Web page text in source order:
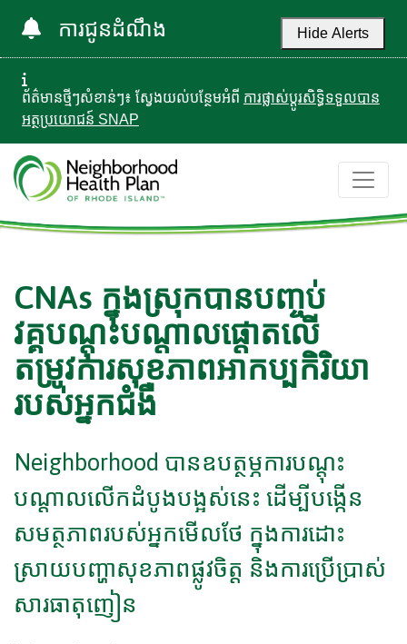
ការជូនដំណឹង Hide Alerts
ព័ត៌មានថ្មីៗសំខាន់ៗ៖ ស្វែងយល់បន្ថែមអំពី ការផ្លាស់ប្តូរសិទ្ធិទទួលបាន
អត្ថប្រយោជន៍ SNAP
CNAs ក្នុងស្រុកបានបញ្ចប់
វគ្គបណ្តុះបណ្តាលផ្តោតលើ
តម្រូវការសុខភាពអាកប្បកិរិយា
របស់អ្នកជំងឺ
Neighborhood បានឧបត្ថម្ភការបណ្តុះ
បណ្តាលលើកដំបូងបង្អស់នេះ ដើម្បីបង្កើន
សមត្ថភាពរបស់អ្នកមើលថែ ក្នុងការដោះ
ស្រាយបញ្ហាសុខភាពផ្លូវចិត្ត និងការប្រើប្រាស់
សារធាតុញៀន